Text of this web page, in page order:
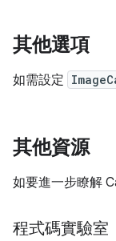
其他選項
如需設定
其他資源
如要進一步瞭解
程式碼實驗室